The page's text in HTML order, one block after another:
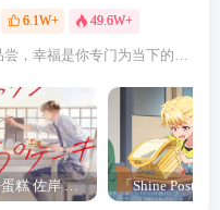
6.1W+ 49.6W+
幸福不应该留到未来品尝，幸福是你专门为当下的自己所准备的
经典杯子蛋糕 佐岸 漫画「经典杯子蛋糕」宣布真人日剧化